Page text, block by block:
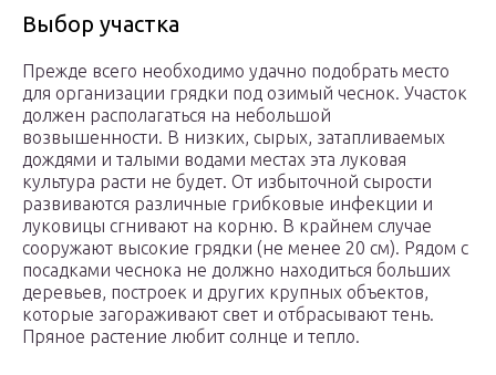
Выбор участка
Прежде всего необходимо удачно подобрать место
для организации грядки под озимый чеснок. Участок
должен располагаться на небольшой
возвышенности. В низких, сырых, затапливаемых
дождями и талыми водами местах эта луковая
культура расти не будет. От избыточной сырости
развиваются различные грибковые инфекции и
луковицы сгнивают на корню. В крайнем случае
сооружают высокие грядки (не менее 20 см). Рядом с
посадками чеснока не должно находиться больших
деревьев, построек и других крупных объектов,
которые загораживают свет и отбрасывают тень.
Пряное растение любит солнце и тепло.